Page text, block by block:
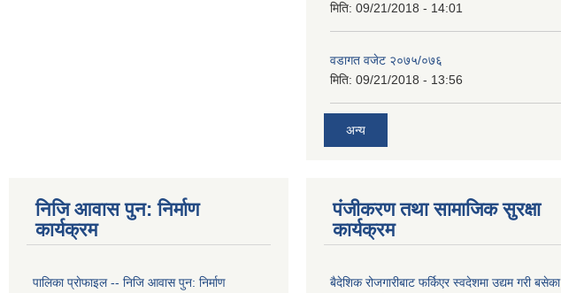
मिति: 09/21/2018 - 14:01
वडागत वजेट २०७५/०७६
मिति: 09/21/2018 - 13:56
अन्य
निजि आवास पुन: निर्माण
कार्यक्रम
पालिका प्राेफाइल -- निजि आवास पुन: निर्माण
पंजीकरण तथा सामाजिक सुरक्षा
कार्यक्रम
बैदेशिक रोजगारीबाट फर्किएर स्वदेशमा उद्यम गरी बसेका